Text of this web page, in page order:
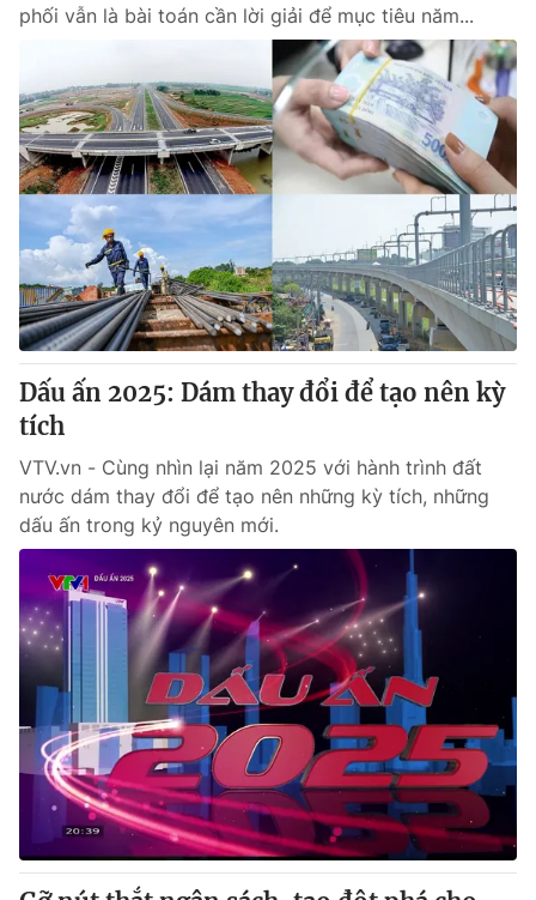
® Cấm sao chép dưới mọi hình thức nếu không có sự chấp
thuận bằng văn bản. Ghi rõ nguồn VTV.vn khi phát hành lại
thông tin từ website này.
phối vẫn là bài toán cần lời giải để mục tiêu năm...
Dấu ấn 2025: Dám thay đổi để tạo nên kỳ
tích
VTV.vn - Cùng nhìn lại năm 2025 với hành trình đất
nước dám thay đổi để tạo nên những kỳ tích, những
dấu ấn trong kỷ nguyên mới.